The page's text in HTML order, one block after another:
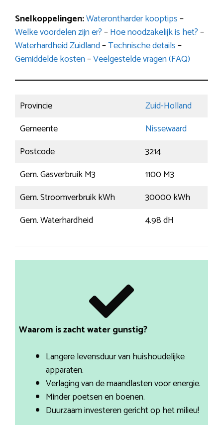
Snelkoppelingen:Waterontharder kooptips–
Welke voordelen zijn er?–Hoe noodzakelijk is het?–
Waterhardheid Zuidland–Technische details–
Gemiddelde kosten–Veelgestelde vragen (FAQ)
Provincie
Zuid-Holland
Gemeente
Nissewaard
Postcode
3214
Gem. Gasverbruik M3
1100 M3
Gem. Stroomverbruik kWh
30000 kWh
Gem. Waterhardheid
4.98 dH
Waarom is zacht water gunstig?
Langere levensduur van huishoudelijke
apparaten.
Verlaging van de maandlasten voor energie.
Minder poetsen en boenen.
Duurzaam investeren gericht op het milieu!